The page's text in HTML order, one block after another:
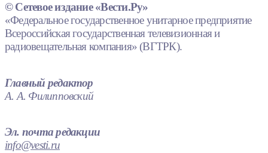
© Сетевое издание «Вести.Ру»
«Федеральное государственное унитарное предприятие
Всероссийская государственная телевизионная и
радиовещательная компания» (ВГТРК).
Главный редактор
А. А. Филипповский
Эл. почта редакции
info@vesti.ru